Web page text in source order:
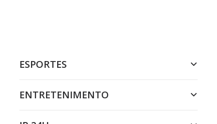
ESPORTES
ENTRETENIMENTO